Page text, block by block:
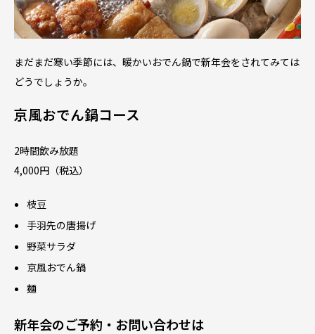
まだまだ寒い季節には、暖かいおでん鍋で新年会をされてみては
どうでしょうか。
京風おでん鍋コース
2時間飲み放題
4,000円（税込）
枝豆
手羽先の唐揚げ
野菜サラダ
京風おでん鍋
麺
新年会のご予約・お問い合わせは